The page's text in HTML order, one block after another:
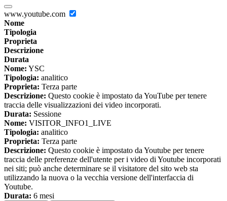
www.youtube.com
Nome
Tipologia
Proprieta
Descrizione
Durata
Nome: YSC
Tipologia: analitico
Proprieta: Terza parte
Descrizione: Questo cookie è impostato da YouTube per tenere
traccia delle visualizzazioni dei video incorporati.
Durata: Sessione
Nome: VISITOR_INFO1_LIVE
Tipologia: analitico
Proprieta: Terza parte
Descrizione: Questo cookie è impostato da Youtube per tenere
traccia delle preferenze dell'utente per i video di Youtube incorporati
nei siti; può anche determinare se il visitatore del sito web sta
utilizzando la nuova o la vecchia versione dell'interfaccia di
Youtube.
Durata: 6 mesi